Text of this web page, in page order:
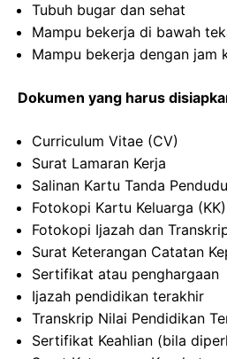
Tubuh bugar dan sehat
Mampu bekerja di bawah
Mampu bekerja dengan jam
Dokumen yang harus
Curriculum Vitae (CV)
Surat Lamaran Kerja
Salinan Kartu Tanda
Fotokopi Kartu Keluarga (KK)
Fotokopi Ijazah dan
Surat Keterangan Catatan
Sertifikat atau penghargaan
Ijazah pendidikan terakhir
Transkrip Nilai Pendidikan
Sertifikat Keahlian (bila